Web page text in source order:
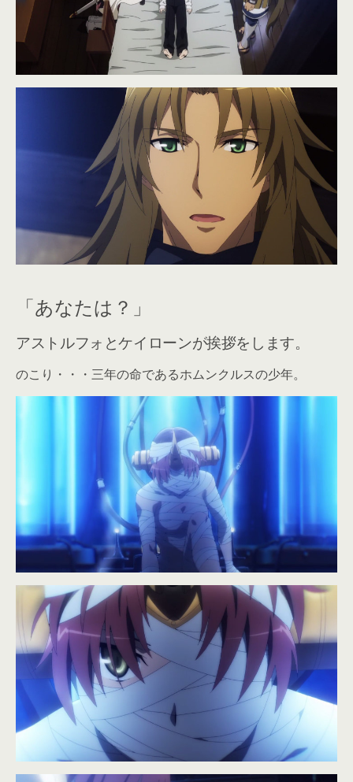
「あなたは？」
アストルフォとケイローンが挨拶をします。
のこり・・・三年の命であるホムンクルスの少年。